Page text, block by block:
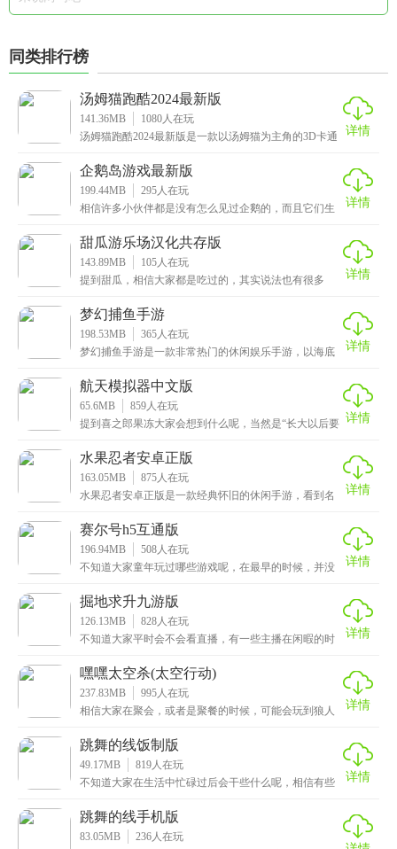
同类排行榜
汤姆猫跑酷2024最新版
141.36MB 1080人在玩
汤姆猫跑酷2024最新版是一款以汤姆猫为主角的3D卡通
详情
企鹅岛游戏最新版
199.44MB 295人在玩
相信许多小伙伴都是没有怎么见过企鹅的，而且它们生
编给
详情
甜瓜游乐场汉化共存版
143.89MB 105人在玩
提到甜瓜，相信大家都是吃过的，其实说法也有很多
乐场汉
详情
梦幻捕鱼手游
198.53MB 365人在玩
梦幻捕鱼手游是一款非常热门的休闲娱乐手游，以海底
能特
详情
航天模拟器中文版
65.6MB 859人在玩
提到喜之郎果冻大家会想到什么呢，当然是“长大以后要 详情
水果忍者安卓正版
163.05MB 875人在玩
水果忍者安卓正版是一款经典怀旧的休闲手游，看到名
玩的
详情
赛尔号h5互通版
196.94MB 508人在玩
不知道大家童年玩过哪些游戏呢，在最早的时候，并没
类的
详情
掘地求升九游版
126.13MB 828人在玩
不知道大家平时会不会看直播，有一些主播在闲暇的时
九游
详情
嘿嘿太空杀(太空行动)
237.83MB 995人在玩
相信大家在聚会，或者是聚餐的时候，可能会玩到狼人
到聚
详情
跳舞的线饭制版
49.17MB 819人在玩
不知道大家在生活中忙碌过后会干些什么呢，相信有些
的是
详情
跳舞的线手机版
83.05MB 236人在玩